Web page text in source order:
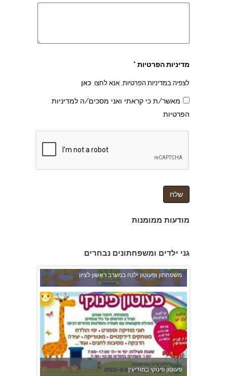
מדיניות הפרטיות *
לצפיה במדיניות הפרטיות, אנא לחצו כאן
מאשר/ת כי קראתי ואני מסכים/ה למדיניות
הפרטיות
מודעות ממומנות
גני ילדים ומשפחתונים נבחרים
משפחתון ופעוטון ילנה במערב ראשון לציון
פעוטון פינוקי במודיעין